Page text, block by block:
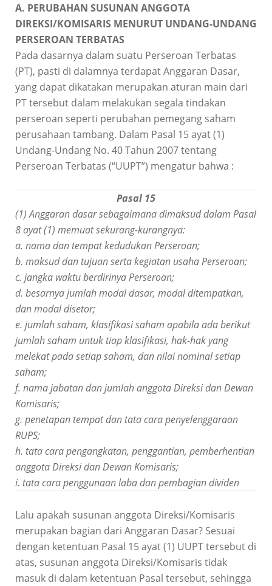
A. PERUBAHAN SUSUNAN ANGGOTA
DIREKSI/KOMISARIS MENURUT UNDANG-UNDANG
PERSEROAN TERBATAS
Pada dasarnya dalam suatu Perseroan Terbatas
(PT), pasti di dalamnya terdapat Anggaran Dasar,
yang dapat dikatakan merupakan aturan main dari
PT tersebut dalam melakukan segala tindakan
perseroan seperti perubahan pemegang saham
perusahaan tambang. Dalam Pasal 15 ayat (1)
Undang-Undang No. 40 Tahun 2007 tentang
Perseroan Terbatas (“UUPT”) mengatur bahwa :
Pasal 15
(1) Anggaran dasar sebagaimana dimaksud dalam Pasal
8 ayat (1) memuat sekurang-kurangnya:
a. nama dan tempat kedudukan Perseroan;
b. maksud dan tujuan serta kegiatan usaha Perseroan;
c. jangka waktu berdirinya Perseroan;
d. besarnya jumlah modal dasar, modal ditempatkan,
dan modal disetor;
e. jumlah saham, klasifikasi saham apabila ada berikut
jumlah saham untuk tiap klasifikasi, hak-hak yang
melekat pada setiap saham, dan nilai nominal setiap
saham;
f. nama jabatan dan jumlah anggota Direksi dan Dewan
Komisaris;
g. penetapan tempat dan tata cara penyelenggaraan
RUPS;
h. tata cara pengangkatan, penggantian, pemberhentian
anggota Direksi dan DewanKomisaris;
i. tata cara penggunaan laba dan pembagian dividen
Lalu apakah susunan anggota Direksi/Komisaris
merupakan bagian dari Anggaran Dasar? Sesuai
dengan ketentuan Pasal 15 ayat (1) UUPT tersebut di
atas, susunan anggota Direksi/Komisaris tidak
masuk di dalam ketentuan Pasal tersebut, sehingga